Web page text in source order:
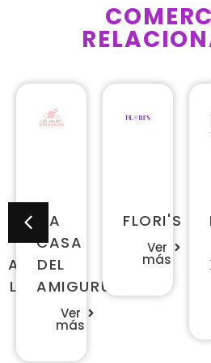
LA
CASA
DEL
AMIGURUMI
Ver
más
FLORI'S
Ver
más